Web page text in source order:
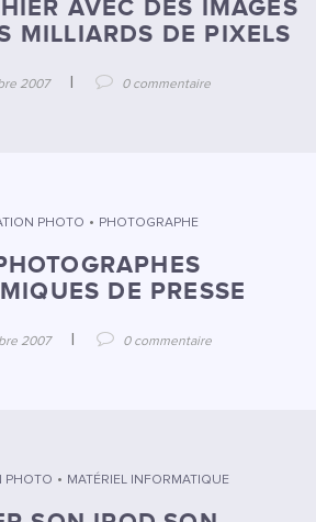
AVEC DES IMAGES
MILLIARDS DE PIXELS
2007 0 commentaire
PHOTO • PHOTOGRAPHE
DE PRESSE
2007 0 commentaire
PHOTO • MATÉRIEL INFORMATIQUE